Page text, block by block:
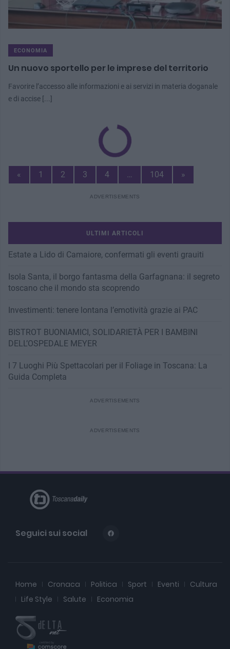
ECONOMIA
Un nuovo sportello per le imprese del territorio
Favorire l’accesso alle informazioni e ai servizi in materia doganale
e di accise [...]
« Previous
1 2 3 4 … 104
Next
»
ULTIMI ARTICOLI
Estate a Lido di Camaiore, confermati gli eventi grauiti
Isola Santa, il borgo fantasma della Garfagnana: il segreto
toscano che il mondo sta scoprendo
Investimenti: tenere lontana l’emotività grazie ai PAC
BISTROT BUONIAMICI, SOLIDARIETÀ PER I BAMBINI
DELL’OSPEDALE MEYER
I 7 Luoghi Più Spettacolari per il Foliage in Toscana: La
Guida Completa
Seguici sui social
Home Cronaca Politica Sport Eventi
Cultura
Life Style
Salute Economia